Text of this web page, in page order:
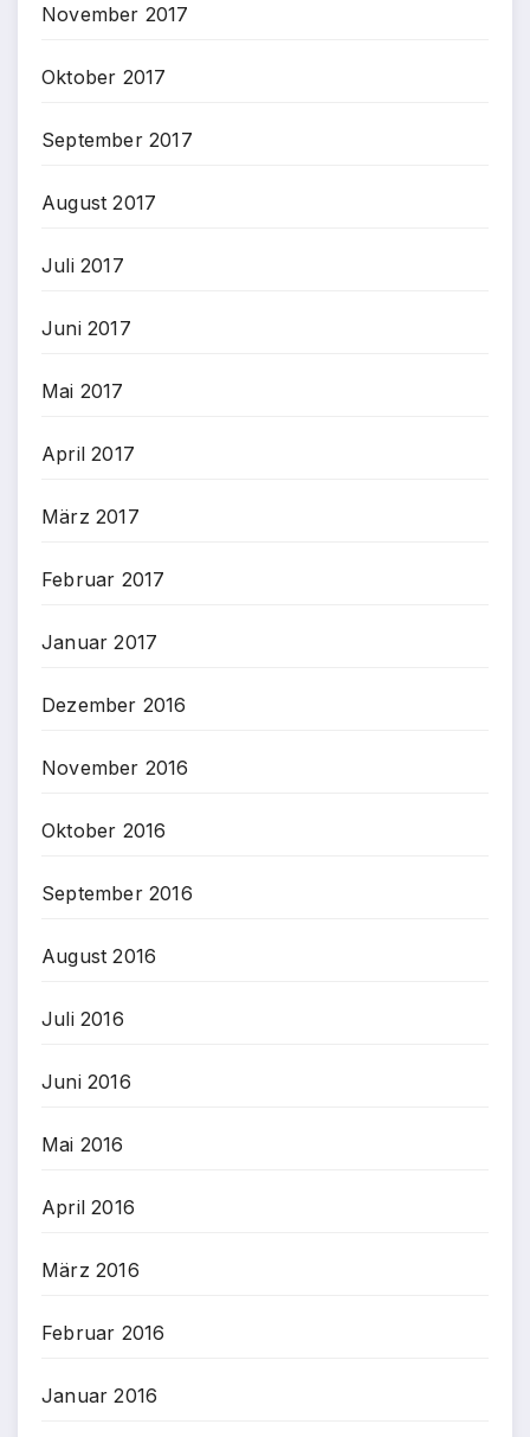
November 2017
Oktober 2017
September 2017
August 2017
Juli 2017
Juni 2017
Mai 2017
April 2017
März 2017
Februar 2017
Januar 2017
Dezember 2016
November 2016
Oktober 2016
September 2016
August 2016
Juli 2016
Juni 2016
Mai 2016
April 2016
März 2016
Februar 2016
Januar 2016